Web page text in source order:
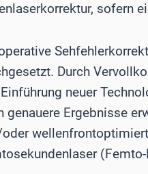
sofern
Durch
neuer
genauere Ergebnisse